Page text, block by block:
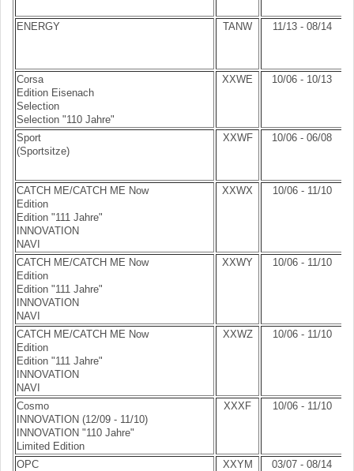
ENERGY TANW 11/13 - 08/14
Corsa
Edition Eisenach
Selection
Selection "110 Jahre"
XXWE 10/06 - 10/13
Sport
(Sportsitze)
XXWF 10/06 - 06/08
CATCH ME/CATCH ME Now
Edition
Edition "111 Jahre"
INNOVATION
NAVI
XXWX 10/06 - 11/10
CATCH ME/CATCH ME Now
Edition
Edition "111 Jahre"
INNOVATION
NAVI
XXWY 10/06 - 11/10
CATCH ME/CATCH ME Now
Edition
Edition "111 Jahre"
INNOVATION
NAVI
XXWZ 10/06 - 11/10
Cosmo
INNOVATION (12/09 - 11/10)
INNOVATION "110 Jahre"
Limited Edition
XXXF 10/06 - 11/10
OPC
XXYM 03/07 - 08/14